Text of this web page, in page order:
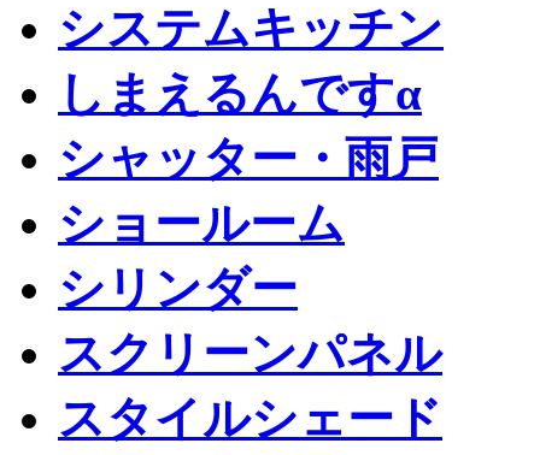
システムキッチン
しまえるんですα
シャッター・雨戸
ショールーム
シリンダー
スクリーンパネル
スタイルシェード